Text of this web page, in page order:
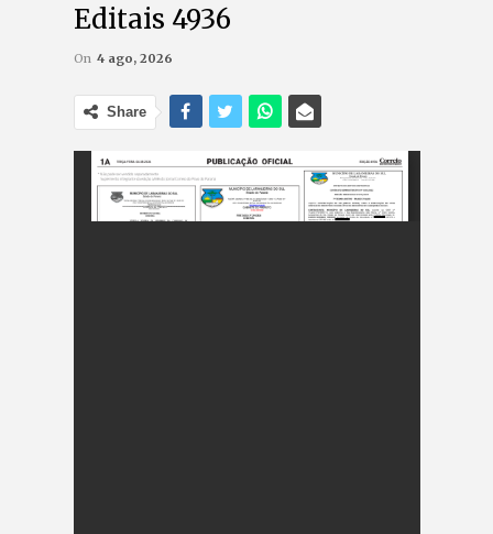
Editais 4936
On 4 ago, 2026
Share